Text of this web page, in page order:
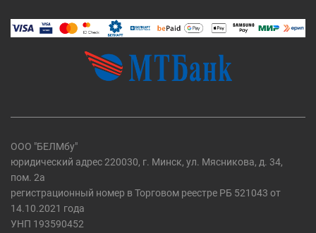
ООО "БЕЛМбу"
юридический адрес 220030, г. Минск, ул. Мясникова, д. 34,
пом. 2а
регистрационный номер в Торговом реестре РБ 521043 от
14.10.2021 года
УНП 193590452